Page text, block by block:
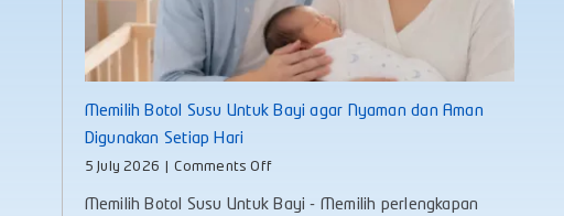
Memilih Botol Susu Untuk Bayi agar Nyaman dan Aman
Digunakan Setiap Hari
5 July 2026 Comments Offon
Botol
Memilih Botol Susu Untuk Bayi - Memilih perlengkapan